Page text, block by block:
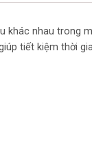
khác nhau trong
tiết kiệm thời